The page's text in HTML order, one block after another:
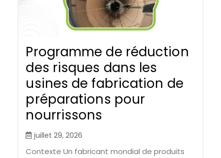
Programme de réduction
des risques dans les
usines de fabrication de
préparations pour
nourrissons
juillet 29, 2026
Contexte Un fabricant mondial de produits